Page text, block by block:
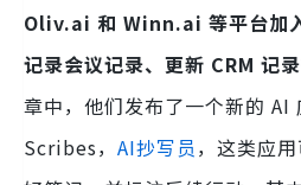
Oliv.ai 和 Winn.ai 等平台加
记录会议记录、更新 CRM 记录
章中，他们发布了一个新的
Scribes， AI抄写员 ，这类应